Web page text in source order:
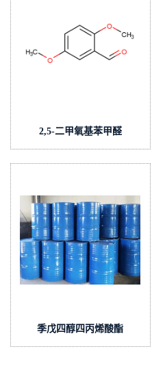
2,5-二甲氧基苯甲醛
季戊四醇四丙烯酸酯